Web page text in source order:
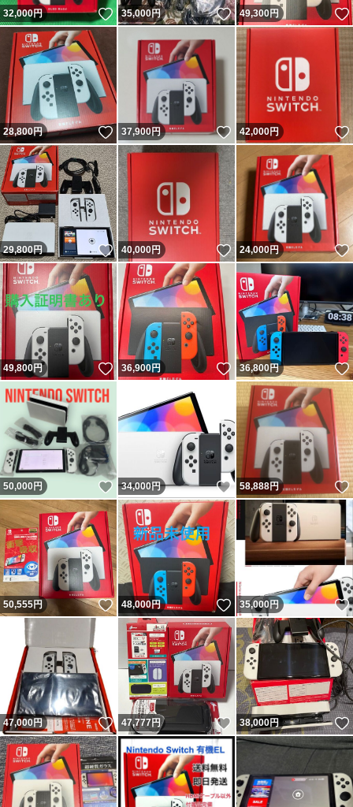
32,000円 いいね！
35,000円 いいね！
49,300円
28,800円 いいね！
37,900円 いいね！
42,000円
29,800円 いいね！
40,000円 いいね！
24,000円
49,800円 いいね！
36,900円 いいね！
36,800円
50,000円 いいね！
34,000円 いいね！
58,888円
50,555円 いいね！
48,000円 いいね！
35,000円
47,000円 いいね！
47,777円 いいね！
38,000円